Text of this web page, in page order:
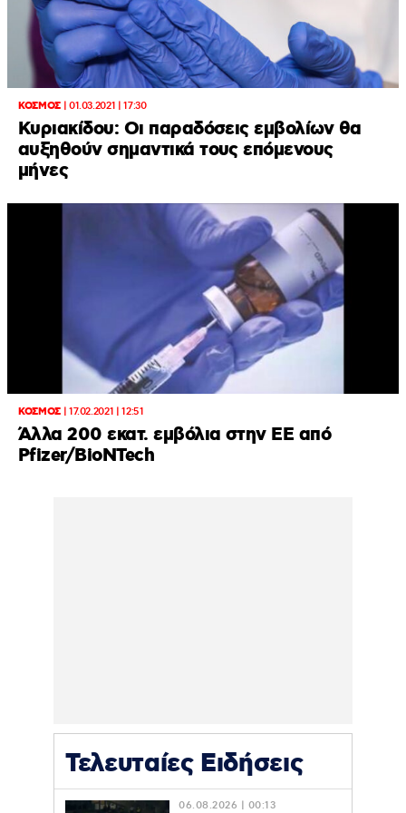
ΚΟΣΜΟΣ| 01.03.2021 | 17:30
Κυριακίδου: Οι παραδόσεις εμβολίων θα
αυξηθούν σημαντικά τους επόμενους
μήνες
ΚΟΣΜΟΣ| 17.02.2021 | 12:51
Άλλα 200 εκατ. εμβόλια στην ΕΕ από
Pfizer/BioNTech
Τελευταίες Ειδήσεις
06.08.2026 | 00:13